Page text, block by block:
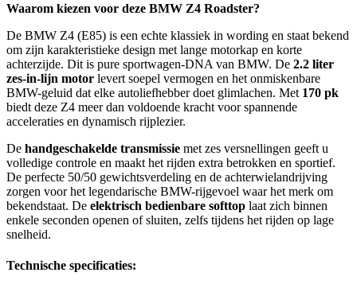
Waarom kiezen voor deze BMW Z4 Roadster?
De BMW Z4 (E85) is een echte klassiek in wording en staat bekend
om zijn karakteristieke design met lange motorkap en korte
achterzijde. Dit is pure sportwagen-DNA van BMW. De 2.2 liter
zes-in-lijn motor levert soepel vermogen en het onmiskenbare
BMW-geluid dat elke autoliefhebber doet glimlachen. Met 170 pk
biedt deze Z4 meer dan voldoende kracht voor spannende
acceleraties en dynamisch rijplezier.
De handgeschakelde transmissie met zes versnellingen geeft u
volledige controle en maakt het rijden extra betrokken en sportief.
De perfecte 50/50 gewichtsverdeling en de achterwielandrijving
zorgen voor het legendarische BMW-rijgevoel waar het merk om
bekendstaat. De elektrisch bedienbare softtop laat zich binnen
enkele seconden openen of sluiten, zelfs tijdens het rijden op lage
snelheid.
Technische specificaties: